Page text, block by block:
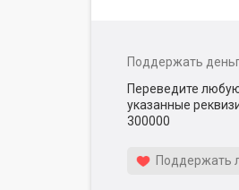
Поддержать
Переведите
указанные
300000
Поддержать